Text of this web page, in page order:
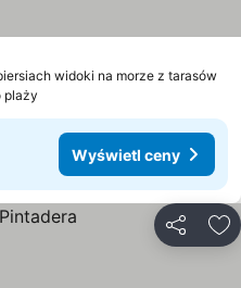
widoki na morze z tarasów
plaży
Wyświetl ceny